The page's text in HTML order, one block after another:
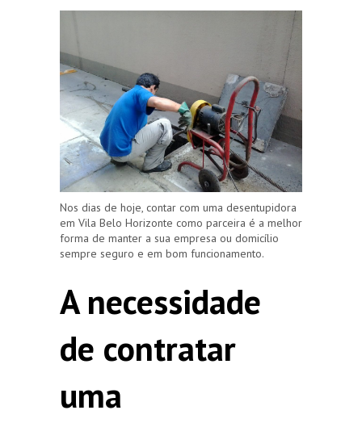
Nos dias de hoje, contar com uma desentupidora
em Vila Belo Horizonte como parceira é a melhor
forma de manter a sua empresa ou domicílio
sempre seguro e em bom funcionamento.
A necessidade
de contratar
uma